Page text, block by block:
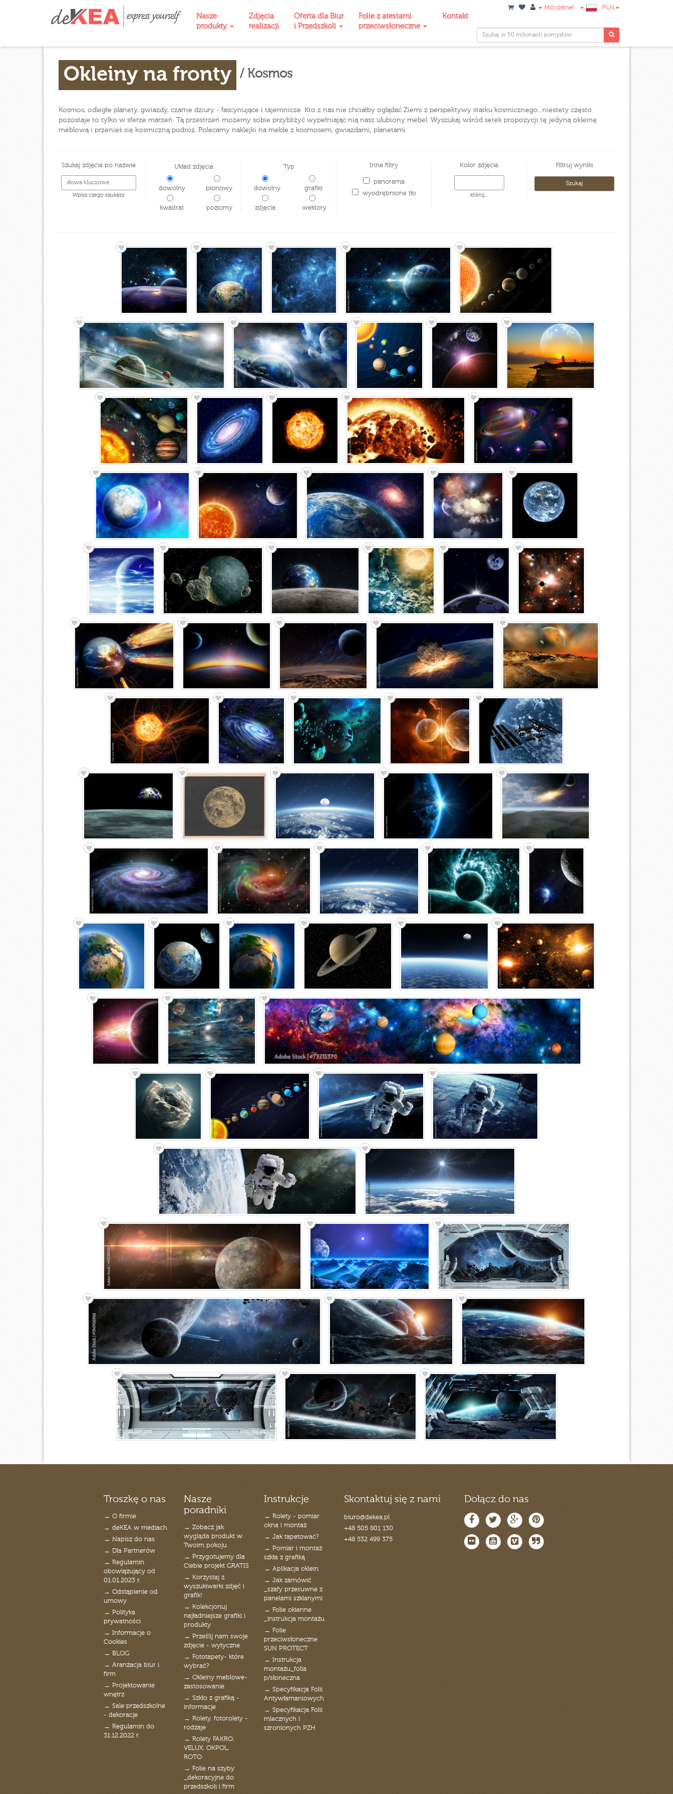
Nasze
produkty
Zdjęcia
realizacji
Oferta dla Biur
i Przedszkoli
Folie z atestami
przeciwsłoneczne
Kontakt
Mój panel PLN
Okleiny na fronty / Kosmos
Kosmos, odległe planety, gwiazdy, czarne dziury - fascynujące i tajemnicze. Kto z nas nie chciałby oglądać Ziemi z perspektywy statku kosmicznego...niestety często
pozostaje to tylko w sferze marzeń. Tą przestrzeń możemy sobie przybliżyć wypełniając nią nasz ulubiony mebel. Wyszukaj wśród setek propozycji tę jedyną okleinę
meblową i przenieś się kosmiczną podróż. Polecamy naklejki na meble z kosmosem, gwiazdami, planetami
Szukaj zdjęcia po nazwie
Wpisz czego szukasz
Układ zdjęcia
dowolny
kwadrat
pionowy
poziomy
Typ
dowolny
zdjęcia
grafiki
wektory
Inne filtry
panorama
wyodrębnione tło
Kolor zdjęcia
kliknij...
Filtruj wyniki
Troszkę o nas
→ O firmie
→ deKEA w mediach
→ Napisz do nas
→ Dla Partnerów
→ Regulamin
obowiązujący od
01.01.2023 r.
→ Odstąpienie od
umowy
→ Polityka
prywatności
→ Informacje o
Cookies
→ BLOG
→ Aranżacja biur i
firm
→ Projektowanie
wnętrz
→ Sale przedszkolne
- dekoracje
→ Regulamin do
31.12.2022 r.
Nasze
poradniki
→ Zobacz jak
wygląda produkt w
Twoim pokoju
→ Przygotujemy dla
Ciebie projekt GRATIS
→ Korzystaj z
wyszukiwarki zdjęć i
grafik!
→ Kolekcjonuj
najładniejsze grafiki i
produkty
→ Prześlij nam swoje
zdjęcie - wytyczne
→ Fototapety- które
wybrać?
→ Okleiny meblowe-
zastosowanie
→ Szkło z grafiką -
informacje
→ Rolety, fotorolety -
rodzaje
→ Rolety FAKRO,
VELUX, OKPOL,
ROTO
→ Folie na szyby
_dekoracyjne do
przedszkoli i firm
Instrukcje
→ Rolety - pomiar
okna i montaż
→ Jak tapetować?
→ Pomiar i montaż
szkła z grafiką
→ Aplikacja oklein
→ Jak zamówić
_szafy przesuwne z
panelami szklanymi
→ Folie okienne
_instrukcja montażu
→ Folie
przeciwsłoneczne
SUN PROTECT
→ Instrukcja
montażu_folia
p/słoneczna
→ Specyfikacja Folii
Antywłamaniowych
→ Specyfikacja Folii
mlecznych i
szronionych PZH
Skontaktuj się z nami
biuro@dekea.pl
+48 505 801 130
+48 532 499 375
Dołącz do nas